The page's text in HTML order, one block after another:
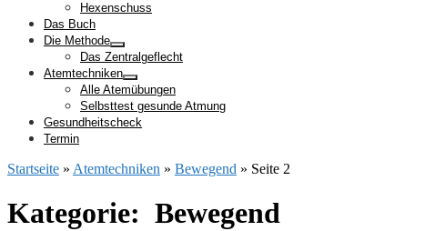
Hexenschuss
Das Buch
Die Methode
Das Zentralgeflecht
Atemtechniken
Alle Atemübungen
Selbsttest gesunde Atmung
Gesundheitscheck
Termin
Startseite » Atemtechniken » Bewegend » Seite 2
Kategorie: Bewegend